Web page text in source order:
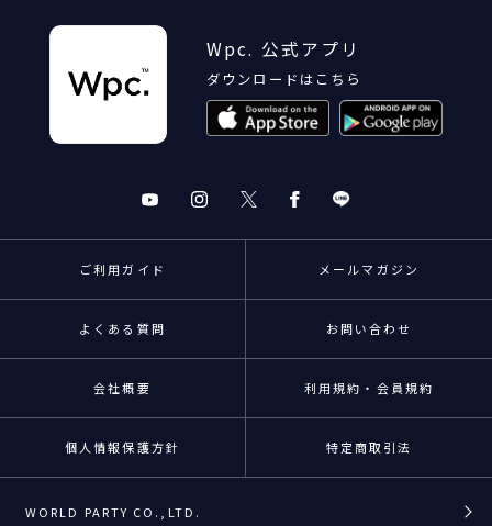
Wpc. 公式アプリ
ダウンロードはこちら
ご利用ガイド メールマガジン
よくある質問 お問い合わせ
会社概要 利用規約・会員規約
個人情報保護方針 特定商取引法
WORLD PARTY CO.,LTD.